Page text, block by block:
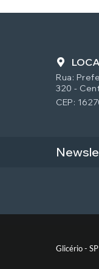
Glicério -
Rua:
320 -
CEP: